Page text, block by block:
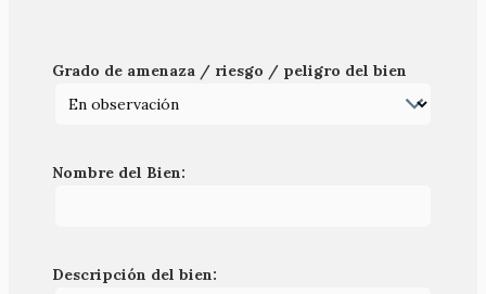
Grado de amenaza / riesgo / peligro del bien
Nombre del Bien:
Descripción del bien: